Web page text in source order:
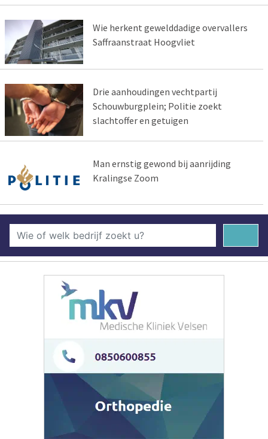
Wie herkent gewelddadige overvallers
Saffraanstraat Hoogvliet
Drie aanhoudingen vechtpartij
Schouwburgplein; Politie zoekt
slachtoffer en getuigen
Man ernstig gewond bij aanrijding
Kralingse Zoom